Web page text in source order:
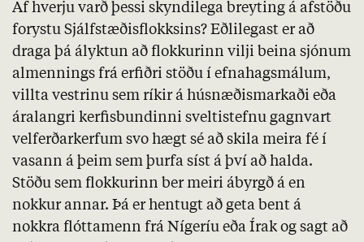
Af hverju varð þessi skyndilega breyting á afstöðu
forystu Sjálfstæðisflokksins? Eðlilegast er að
draga þá ályktun að flokkurinn vilji beina sjónum
almennings frá erfiðri stöðu í efnahagsmálum,
villta vestrinu sem ríkir á húsnæðismarkaði eða
áralangri kerfisbundinni sveltistefnu gagnvart
velferðarkerfum svo hægt sé að skila meira fé í
vasann á þeim sem þurfa síst á því að halda.
Stöðu sem flokkurinn ber meiri ábyrgð á en
nokkur annar. Þá er hentugt að geta bent á
nokkra flóttamenn frá Nígeríu eða Írak og sagt að